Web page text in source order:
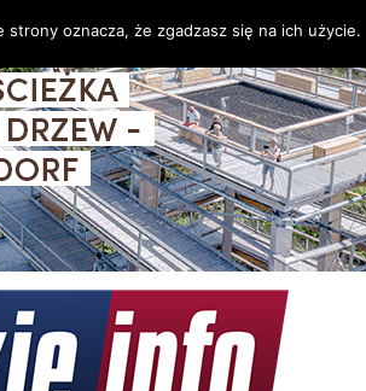
oznacza, że zgadzasz się na ich użycie.